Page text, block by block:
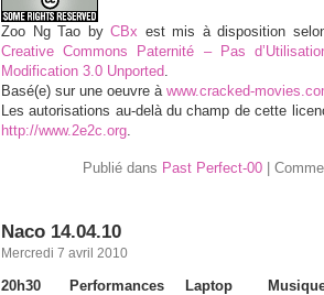
Zoo Ng Tao by CBx est mis à disposition
Creative Commons Paternité – Pas
Modification 3.0 Unported.
Basé(e) sur une oeuvre à www.cracked-
Les autorisations au-delà du champ de cette
http://www.2e2c.org.
Publié dans Past Perfect-00
Naco 14.04.10
Mercredi 7 avril 2010
20h30 Performances Laptop